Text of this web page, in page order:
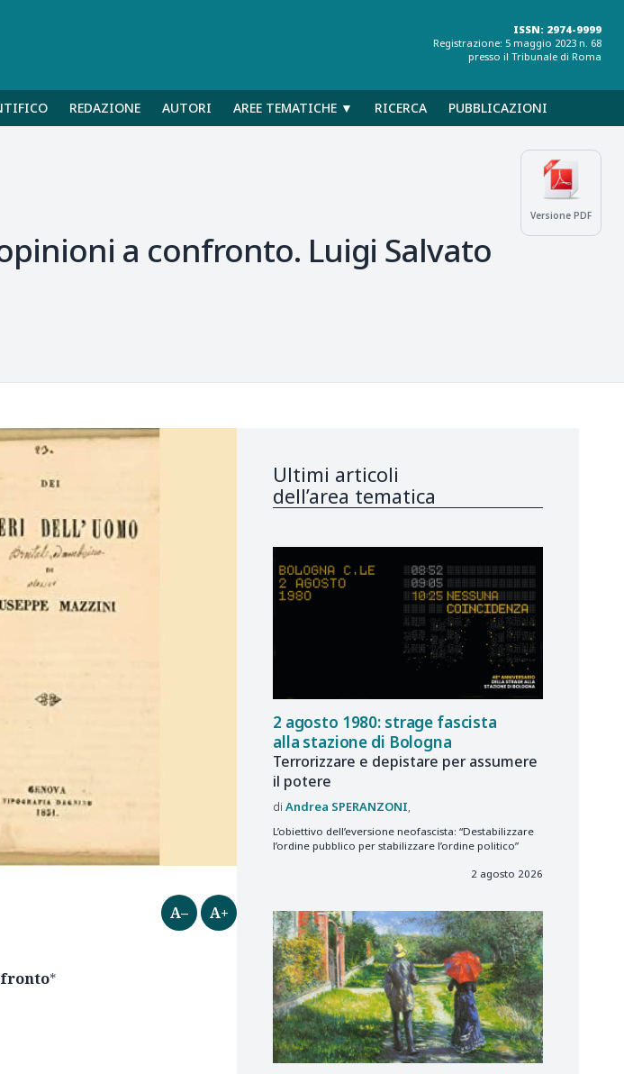
ISSN: 2974-9999
Registrazione: 5 maggio 2023 n. 68
presso il Tribunale di Roma
REDAZIONE AUTORI AREE TEMATICHE ▼ RICERCA PUBBLICAZIONI
Versione PDF
a confronto. Luigi Salvato
A– A+
*
Ultimi articoli
dell’area tematica
2 agosto 1980: strage fascista
alla stazione di Bologna
Terrorizzare e depistare per assumere
il potere
Andrea SPERANZONI
L’obiettivo dell’eversione neofascista: “Destabilizzare
l’ordine pubblico per stabilizzare l’ordine politico”
2 agosto 2026